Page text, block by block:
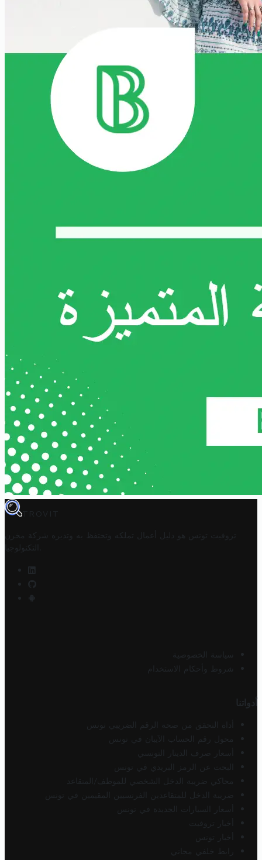
TROVIT
تروفيت تونس هو دليل أعمال تملكه وتحتفظ به وتديره
شركة مخزن
التكنولوجيا
سياسة الخصوصية
شروط وأحكام الاستخدام
أدواتنا
أداة التحقق من صحة الرقم الضريبي تونس
محول رقم الحساب الآيبان في تونس
أسعار صرف الدينار التونسي
البحث عن الرمز البريدي في تونس
محاكي ضريبة الدخل الشخصي للموظف/المتقاعد
ضريبة الدخل للمتقاعدين الفرنسيين المقيمين في تونس
أسعار السيارات الجديدة في تونس
أخبار تروفيت
أخبار تونس
رابط خلفي مجاني